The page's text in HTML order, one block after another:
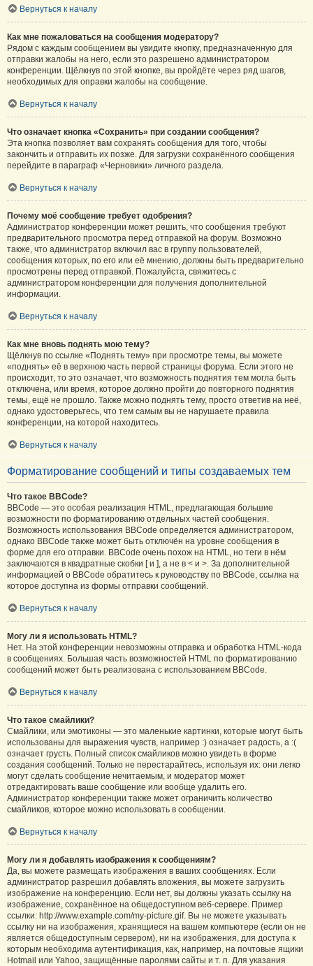
Вернуться к началу
Как мне пожаловаться на сообщения модератору?
Рядом с каждым сообщением вы увидите кнопку, предназначенную для
отправки жалобы на него, если это разрешено администратором
конференции. Щёлкнув по этой кнопке, вы пройдёте через ряд шагов,
необходимых для оправки жалобы на сообщение.
Вернуться к началу
Что означает кнопка «Сохранить» при создании сообщения?
Эта кнопка позволяет вам сохранять сообщения для того, чтобы
закончить и отправить их позже. Для загрузки сохранённого сообщения
перейдите в параграф «Черновики» личного раздела.
Вернуться к началу
Почему моё сообщение требует одобрения?
Администратор конференции может решить, что сообщения требуют
предварительного просмотра перед отправкой на форум. Возможно
также, что администратор включил вас в группу пользователей,
сообщения которых, по его или её мнению, должны быть предварительно
просмотрены перед отправкой. Пожалуйста, свяжитесь с
администратором конференции для получения дополнительной
информации.
Вернуться к началу
Как мне вновь поднять мою тему?
Щёлкнув по ссылке «Поднять тему» при просмотре темы, вы можете
«поднять» её в верхнюю часть первой страницы форума. Если этого не
происходит, то это означает, что возможность поднятия тем могла быть
отключена, или время, которое должно пройти до повторного поднятия
темы, ещё не прошло. Также можно поднять тему, просто ответив на неё,
однако удостоверьтесь, что тем самым вы не нарушаете правила
конференции, на которой находитесь.
Вернуться к началу
Форматирование сообщений и типы создаваемых тем
Что такое BBCode?
BBCode — это особая реализация HTML, предлагающая большие
возможности по форматированию отдельных частей сообщения.
Возможность использования BBCode определяется администратором,
однако BBCode также может быть отключён на уровне сообщения в
форме для его отправки. BBCode очень похож на HTML, но теги в нём
заключаются в квадратные скобки [ и ], а не в < и >. За дополнительной
информацией о BBCode обратитесь к руководству по BBCode, ссылка на
которое доступна из формы отправки сообщений.
Вернуться к началу
Могу ли я использовать HTML?
Нет. На этой конференции невозможны отправка и обработка HTML-кода
в сообщениях. Большая часть возможностей HTML по форматированию
сообщений может быть реализована с использованием BBCode.
Вернуться к началу
Что такое смайлики?
Смайлики, или эмотиконы — это маленькие картинки, которые могут быть
использованы для выражения чувств, например :) означает радость, а :(
означает грусть. Полный список смайликов можно увидеть в форме
создания сообщений. Только не перестарайтесь, используя их: они легко
могут сделать сообщение нечитаемым, и модератор может
отредактировать ваше сообщение или вообще удалить его.
Администратор конференции также может ограничить количество
смайликов, которое можно использовать в сообщении.
Вернуться к началу
Могу ли я добавлять изображения к сообщениям?
Да, вы можете размещать изображения в ваших сообщениях. Если
администратор разрешил добавлять вложения, вы можете загрузить
изображение на конференцию. Если нет, вы должны указать ссылку на
изображение, сохранённое на общедоступном веб-сервере. Пример
ссылки: http://www.example.com/my-picture.gif. Вы не можете указывать
ссылку ни на изображения, хранящиеся на вашем компьютере (если он не
является общедоступным сервером), ни на изображения, для доступа к
которым необходима аутентификация, как, например, на почтовые ящики
Hotmail или Yahoo, защищённые паролями сайты и т. п. Для указания